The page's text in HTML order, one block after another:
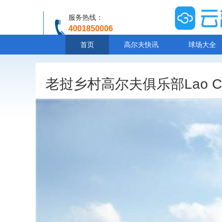
服务热线：
4001850006
首页 高尔夫快讯 球场大全
老挝乡村高尔夫俱乐部Lao